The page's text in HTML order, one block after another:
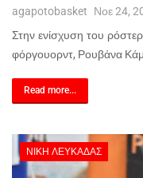
agapotobasket Νοε 24,
Στην ενίσχυση του
φόργουορντ, Ρουβάνα
Read more...
ΝΊΚΗ ΛΕΥΚΆΔΑΣ